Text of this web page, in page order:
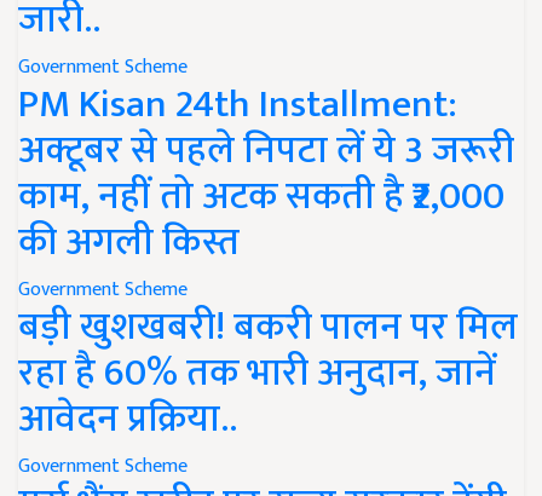
जारी..
Government Scheme
PM Kisan 24th Installment:
अक्टूबर से पहले निपटा लें ये 3 जरूरी
काम, नहीं तो अटक सकती है ₹2,000
की अगली किस्त
Government Scheme
बड़ी खुशखबरी! बकरी पालन पर मिल
रहा है 60% तक भारी अनुदान, जानें
आवेदन प्रक्रिया..
Government Scheme